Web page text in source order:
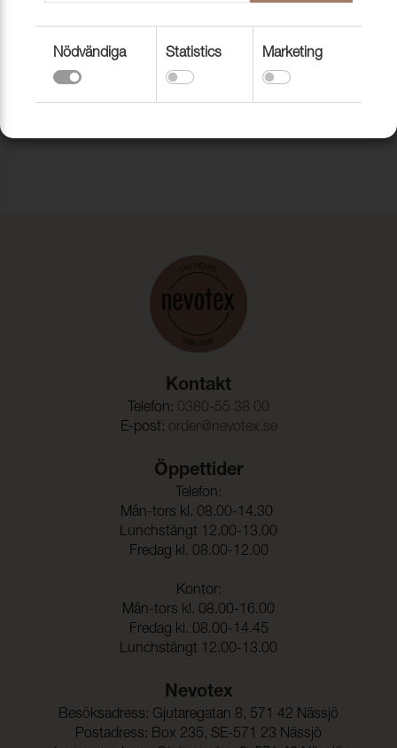
Kontakt
Telefon: 0380-55 38 00
E-post: order@nevotex.se
Öppettider
Telefon:
Mån-tors kl. 08.00-14.30
Lunchstängt 12.00-13.00
Fredag kl. 08.00-12.00
Kontor:
Mån-tors kl. 08.00-16.00
Fredag kl. 08.00-14.45
Lunchstängt 12.00-13.00
Nevotex
Besöksadress: Gjutaregatan 8, 571 42 Nässjö
Postadress: Box 235, SE-571 23 Nässjö
Nödvändiga Statistics Marketing